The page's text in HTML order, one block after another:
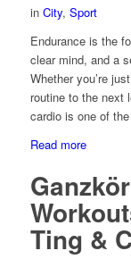
in City, Sport
Endurance is the
clear mind, and a
Whether you’re
routine to the next
cardio is one of
Read more
Ting &